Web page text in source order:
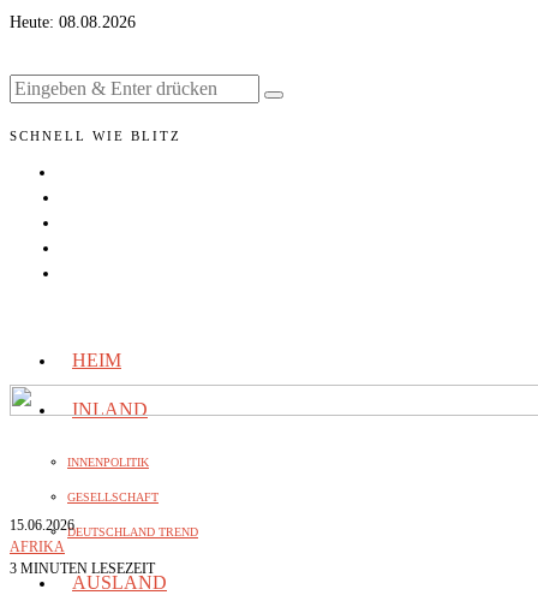
Heute: 08.08.2026
SCHNELL WIE BLITZ
HEIM
INLAND
INNENPOLITIK
GESELLSCHAFT
DEUTSCHLAND TREND
AUSLAND
15.06.2026
AFRIKA
3 MINUTEN LESEZEIT